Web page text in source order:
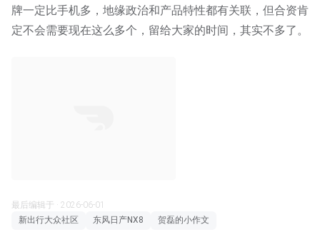
牌一定比手机多，地缘政治和产品特性都有关联，但合资肯
定不会需要现在这么多个，留给大家的时间，其实不多了。
最后编辑于 · 2026-06-01
新出行大众社区
东风日产NX8 贺磊的小作文